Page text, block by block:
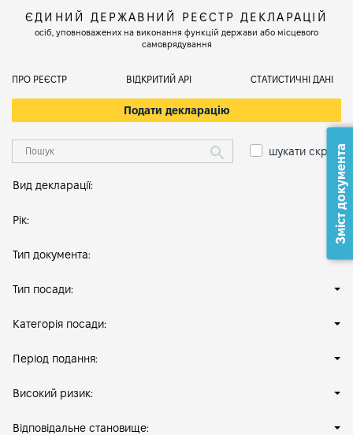
ЄДИНИЙ ДЕРЖАВНИЙ РЕЄСТР ДЕКЛАРАЦІЙ
осіб, уповноважених на виконання функцій держави або місцевого
самоврядування
ПРО РЕЄСТР ВІДКРИТИЙ АРІ СТАТИСТИЧНІ ДАНІ
Подати декларацію
шукати скрізь
Вид декларації:
Рік:
Тип документа:
Тип посади:
Категорія посади:
Період подання:
Високий ризик:
Відповідальне становище:
Зміст документа